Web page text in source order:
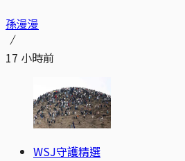
孫漫漫
17 小時前
WSJ守護精選